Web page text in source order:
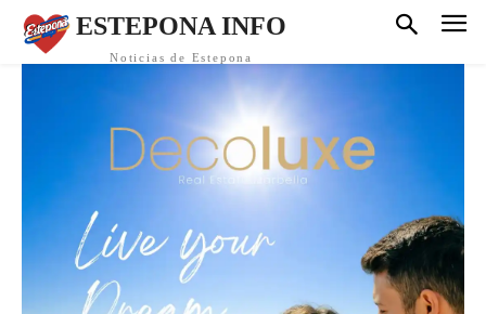
ESTEPONA INFO
Noticias de Estepona